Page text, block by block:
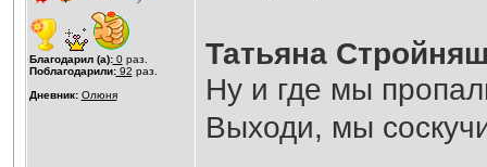
Благодарил (а):0раз.
Поблагодарили:92 раз.
Дневник: Олюня
Татьяна
Ну и где мы
Выходи, мы